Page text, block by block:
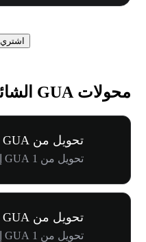
اشتري GBP الآن
محولات GUA الشائعة
تحويل من GUA إلى USD
تحويل من 1 GUA إلى $0.0351
تحويل من GUA إلى MXN
تحويل من 1 GUA إلى Mex$0.6020